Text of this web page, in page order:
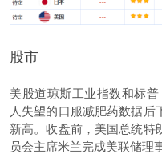
股市
美股道琼斯工业指数和标
人失望的口服减肥药数据
新高。收盘前，美国总统特
员会主席米兰完成美联储理